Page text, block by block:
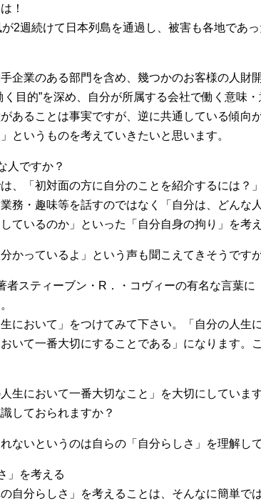
は！
2週続けて日本列島を通過し、被害も各地であ
企業のある部門を含め、幾つかのお客様の人
く目的”を深め、自分が所属する会社で働く意味
あることは事実ですが、逆に共通している傾
というものを考えていきたいと思います。
人ですか？
、「初対面の方に自分のことを紹介するには？
務・趣味等を話すのではなく「自分は、どん
ているのか」といった「自分自身の拘り」を考
分かっているよ」という声も聞こえてきそうです
者スティーブン・R．・コヴィーの有名な言葉
において」をつけてみて下さい。「自分の人生
いて一番大切にすることである」になります
生において一番大切なこと」を大切にしてい
しておられますか？
ないというのは自らの「自分らしさ」を理解し
」を考える
自分らしさ」を考えることは、そんなに簡単